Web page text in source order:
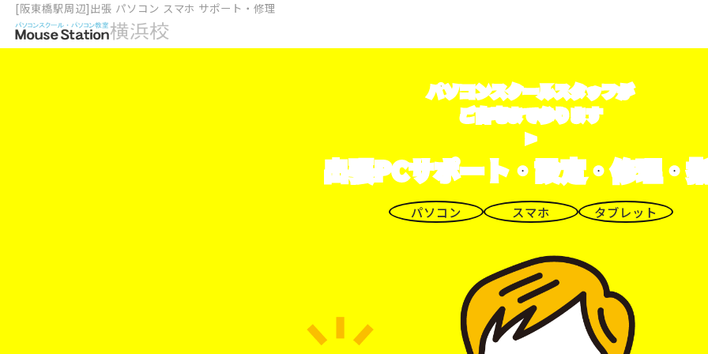
[阪東橋駅周辺]出張 パソコン スマホ サポート・修理
パソコンスクールスタッフが
ご自宅まで参ります
>
出張PCサポート・設定・修理・
パソコン スマホ タブレット